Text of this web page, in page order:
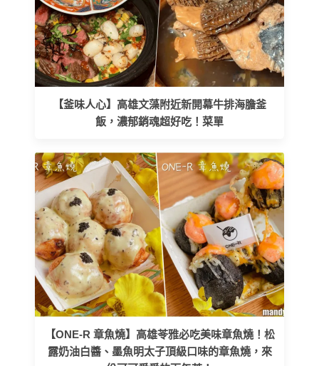
【釜味人心】高雄文藻附近新開幕牛排海膽釜
飯，濃郁銷魂超好吃！菜單
【ONE-R 章魚燒】高雄苓雅必吃美味章魚燒！松
露奶油白醬、墨魚明太子頂級口味的章魚燒，來